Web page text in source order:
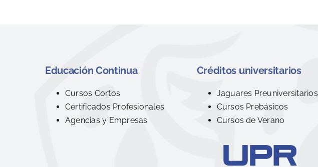
Educación Continua
Cursos Cortos
Certificados Profesionales
Agencias y Empresas
Créditos universitarios
Jaguares Preuniversitarios
Cursos Prebásicos
Cursos de Verano